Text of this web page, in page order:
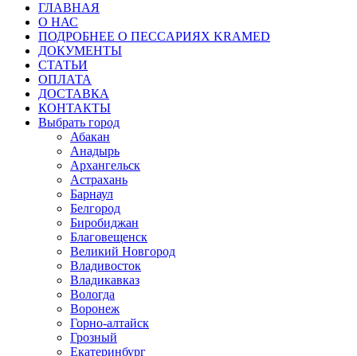
ГЛАВНАЯ
О НАС
ПОДРОБНЕЕ О ПEСCАРИЯХ KRAMED
ДОКУМЕНТЫ
СТАТЬИ
ОПЛАТА
ДОСТАВКА
КОНТАКТЫ
Выбрать город
Абакан
Анадырь
Архангельск
Астрахань
Барнаул
Белгород
Биробиджан
Благовещенск
Великий Новгород
Владивосток
Владикавказ
Вологда
Воронеж
Горно-алтайск
Грозный
Екатеринбург